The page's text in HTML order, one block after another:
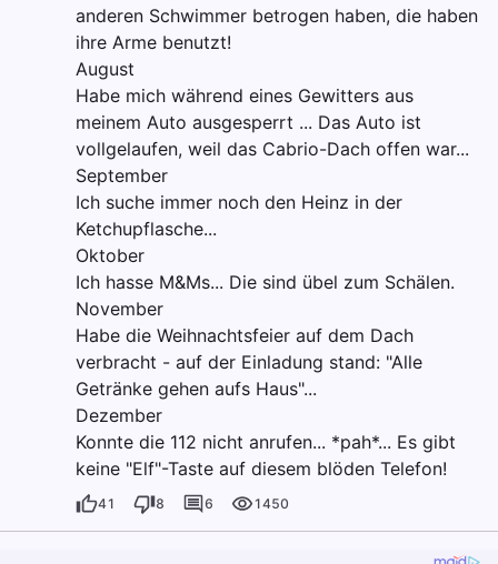
anderen Schwimmer betrogen haben, die haben
ihre Arme benutzt!
August
Habe mich während eines Gewitters aus
meinem Auto ausgesperrt ... Das Auto ist
vollgelaufen, weil das Cabrio-Dach offen war...
September
Ich suche immer noch den Heinz in der
Ketchupflasche...
Oktober
Ich hasse M&Ms... Die sind übel zum Schälen.
November
Habe die Weihnachtsfeier auf dem Dach
verbracht - auf der Einladung stand: "Alle
Getränke gehen aufs Haus"...
Dezember
Konnte die 112 nicht anrufen... *pah*... Es gibt
keine "Elf"-Taste auf diesem blöden Telefon!
41 8 6 1450